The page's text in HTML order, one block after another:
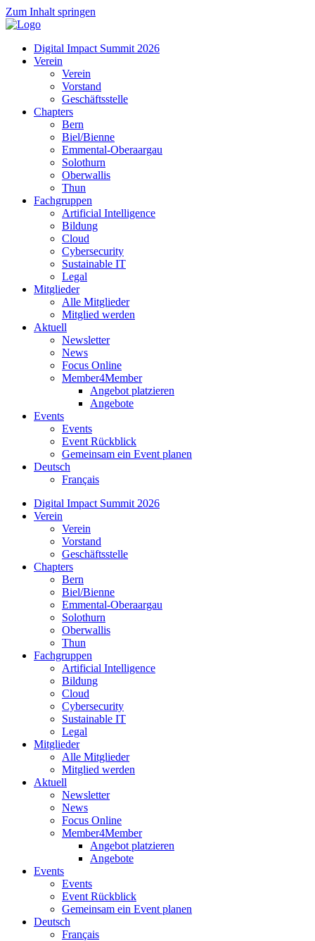
Zum Inhalt springen
Digital Impact Summit 2026
Verein
Verein
Vorstand
Geschäftsstelle
Chapters
Bern
Biel/Bienne
Emmental-Oberaargau
Solothurn
Oberwallis
Thun
Fachgruppen
Artificial Intelligence
Bildung
Cloud
Cybersecurity
Sustainable IT
Legal
Mitglieder
Alle Mitglieder
Mitglied werden
Aktuell
Newsletter
News
Focus Online
Member4Member
Angebot platzieren
Angebote
Events
Events
Event Rückblick
Gemeinsam ein Event planen
Deutsch
Français
Digital Impact Summit 2026
Verein
Verein
Vorstand
Geschäftsstelle
Chapters
Bern
Biel/Bienne
Emmental-Oberaargau
Solothurn
Oberwallis
Thun
Fachgruppen
Artificial Intelligence
Bildung
Cloud
Cybersecurity
Sustainable IT
Legal
Mitglieder
Alle Mitglieder
Mitglied werden
Aktuell
Newsletter
News
Focus Online
Member4Member
Angebot platzieren
Angebote
Events
Events
Event Rückblick
Gemeinsam ein Event planen
Deutsch
Français